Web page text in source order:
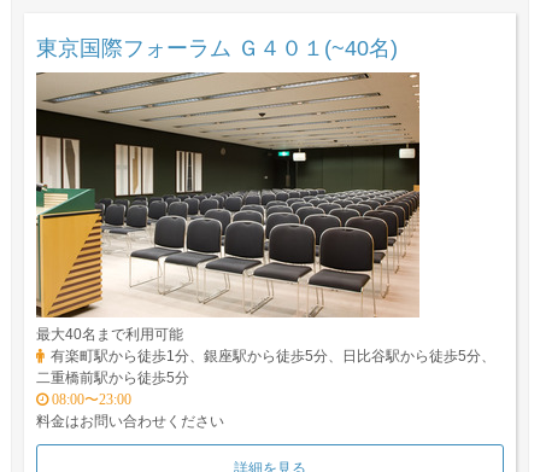
東京国際フォーラム Ｇ４０１(~40名)
最大40名まで利用可能
有楽町駅から徒歩1分、銀座駅から徒歩5分、日比谷駅から徒歩5分、
二重橋前駅から徒歩5分
08:00〜23:00
料金はお問い合わせください
詳細を見る